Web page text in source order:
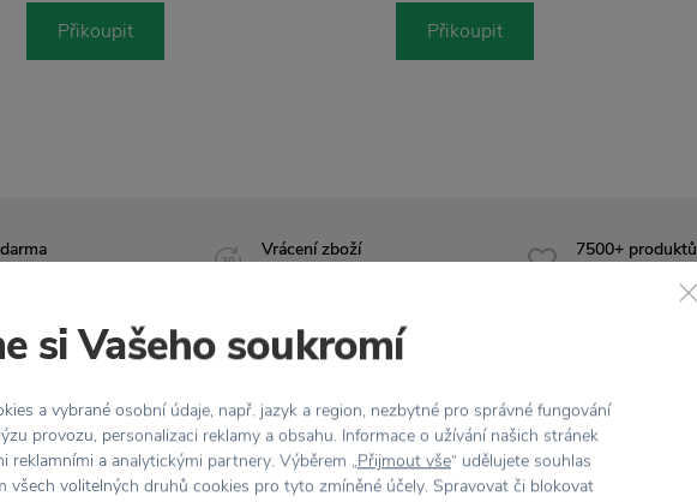
Vrácení zboží
7500+ produktů
praktické pomocníky
Vlastnosti
Kód produktu
Přikoupit Přikoupit
si Vašeho soukromí
a vybrané osobní údaje, např. jazyk a region, nezbytné pro správné fungování
provozu, personalizaci reklamy a obsahu. Informace o užívání našich stránek
reklamními a analytickými partnery. Výběrem „Přijmout vše“ udělujete souhlas
všech volitelných druhů cookies pro tyto zmíněné účely. Spravovat či blokovat